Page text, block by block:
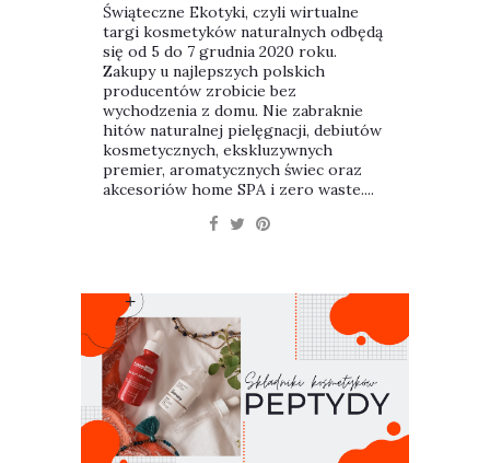
Świąteczne Ekotyki, czyli wirtualne
targi kosmetyków naturalnych odbędą
się od 5 do 7 grudnia 2020 roku.
Zakupy u najlepszych polskich
producentów zrobicie bez
wychodzenia z domu. Nie zabraknie
hitów naturalnej pielęgnacji, debiutów
kosmetycznych, ekskluzywnych
premier, aromatycznych świec oraz
akcesoriów home SPA i zero waste....